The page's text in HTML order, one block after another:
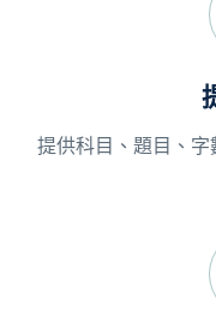
提供科目、題目、